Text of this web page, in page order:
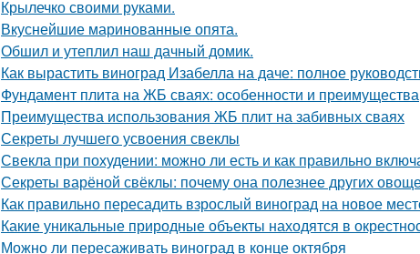
Крылечко своими руками.
Вкуснейшие маринованные опята.
Обшил и утеплил наш дачный домик.
Как вырастить виноград Изабелла на даче: полное
Фундамент плита на ЖБ сваях: особенности и преимущества
Преимущества использования ЖБ плит на забивных сваях
Секреты лучшего усвоения свеклы
Свекла при похудении: можно ли есть и как правильно
Секреты варёной свёклы: почему она полезнее других
Как правильно пересадить взрослый виноград на новое
Какие уникальные природные объекты находятся в
Можно ли пересаживать виноград в конце октября